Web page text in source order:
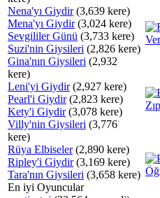
Nena'yı Giydir(3,639 kere)
Mena'yı Giydir(3,024 kere)
Sevgililer Günü (3,733 kere)
Suzi'nin Giysileri (2,826 kere)
Gina'nın Giysileri (2,932
kere)
Leni'yi Giydir(2,927 kere)
Pearl'i Giydir(2,823 kere)
Kety'i Giydir(3,078 kere)
Villy'nin Giysileri (3,776
kere)
Rüya Elbiseler(2,890 kere)
Ripley'i Giydir(3,169 kere)
Tara'nın Giysileri (3,658 kere)
En iyi Oyuncular